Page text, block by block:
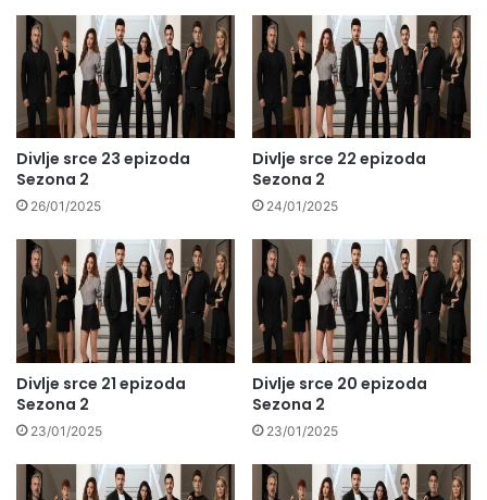
Divlje srce 23 epizoda
Sezona 2
26/01/2025
Divlje srce 22 epizoda
Sezona 2
24/01/2025
Divlje srce 21 epizoda
Sezona 2
23/01/2025
Divlje srce 20 epizoda
Sezona 2
23/01/2025